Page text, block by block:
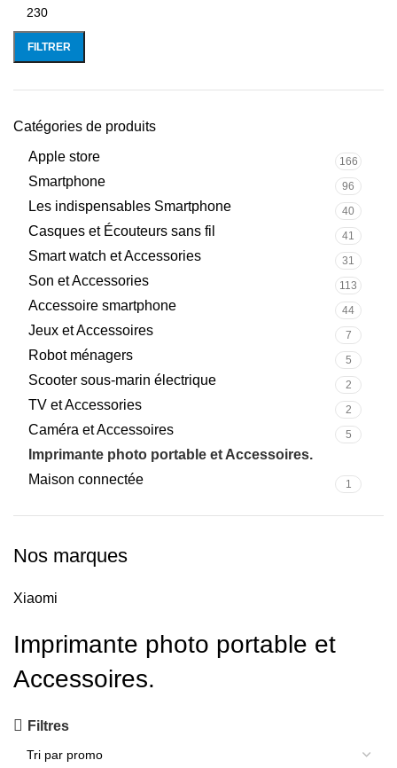
FILTRER
Catégories de produits
Apple store
166
Smartphone 96
Les indispensables Smartphone 40
Casques et Écouteurs sans fil 41
Smart watch et Accessories 31
Son et Accessories 113
Accessoire smartphone 44
Jeux et Accessoires 7
Robot ménagers 5
Scooter sous-marin électrique 2
TV et Accessories 2
Caméra et Accessoires 5
Imprimante photo portable et Accessoires.
Maison connectée 1
Nos marques
Xiaomi
Imprimante photo portable et
Accessoires.
Filtres